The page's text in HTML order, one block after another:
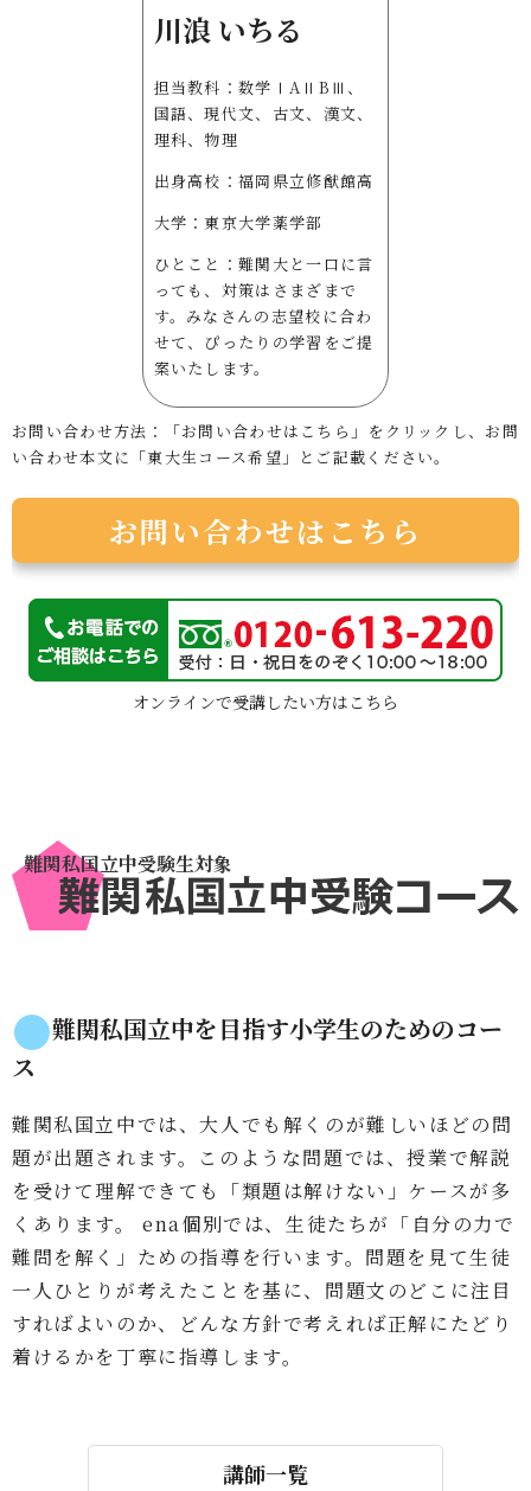
川浪 いちる
担当教科：数学ⅠAⅡBⅢ、
国語、現代文、古文、漢文、
理科、物理
出身高校：福岡県立修猷館高
大学：東京大学薬学部
ひとこと：難関大と一口に言
っても、対策はさまざまで
す。みなさんの志望校に合わ
せて、ぴったりの学習をご提
案いたします。
お問い合わせ方法：「お問い合わせはこちら」をクリックし、お問
い合わせ本文に「東大生コース希望」とご記載ください。
お問い合わせはこちら
オンラインで受講したい方はこちら
難関私国立中を目指す小学生のためのコー
ス
難関私国立中では、大人でも解くのが難しいほどの問
題が出題されます。このような問題では、授業で解説
を受けて理解できても「類題は解けない」ケースが多
くあります。 ena個別では、生徒たちが「自分の力で
難問を解く」ための指導を行います。問題を見て生徒
一人ひとりが考えたことを基に、問題文のどこに注目
すればよいのか、どんな方針で考えれば正解にたどり
着けるかを丁寧に指導します。
講師一覧